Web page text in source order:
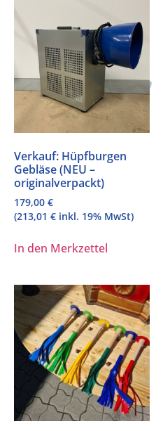
Verkauf: Hüpfburgen
Gebläse (NEU –
originalverpackt)
179,00 €
(213,01 € inkl. 19% MwSt)
In den Merkzettel